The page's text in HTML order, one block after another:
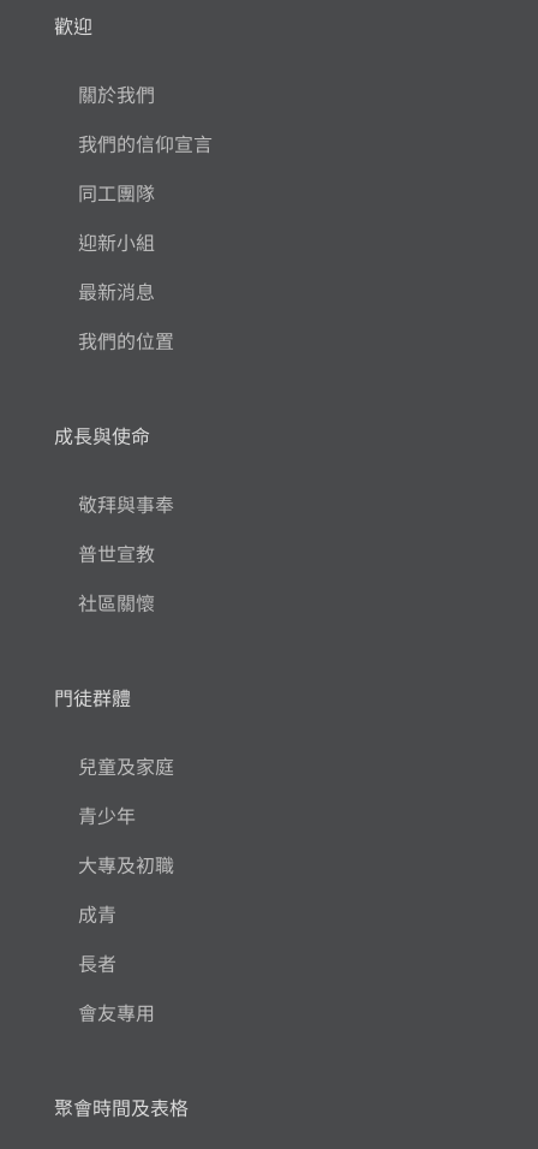
歡迎
關於我們
我們的信仰宣言
同工團隊
迎新小組
最新消息
我們的位置
成長與使命
敬拜與事奉
普世宣教
社區關懷
門徒群體
兒童及家庭
青少年
大專及初職
成青
長者
會友專用
聚會時間及表格